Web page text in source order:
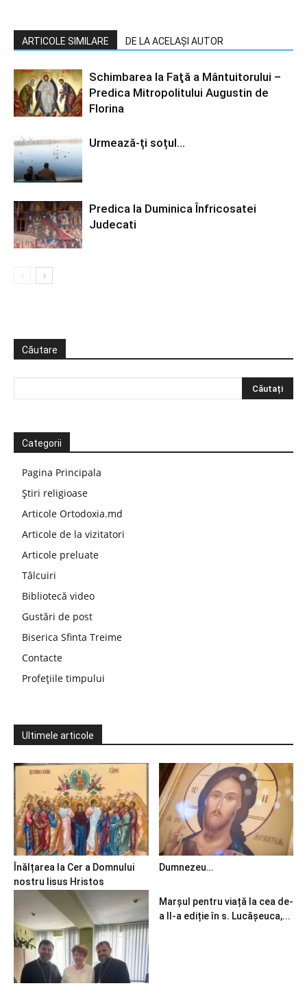
ARTICOLE SIMILARE DE LA ACELAȘI AUTOR
Schimbarea la Faţă a Mântuitorului –
Predica Mitropolitului Augustin de
Florina
Urmează-ți soțul…
Predica la Duminica Înfricosatei
Judecati
Căutare
Categorii
Pagina Principala
Știri religioase
Articole Ortodoxia.md
Articole de la vizitatori
Articole preluate
Tâlcuiri
Bibliotecă video
Gustări de post
Biserica Sfinta Treime
Contacte
Profețiile timpului
Ultimele articole
Înălțarea la Cer a Domnului
nostru Iisus Hristos
Dumnezeu…
Marșul pentru viață la cea de-
a II-a ediție în s. Lucășeuca,...